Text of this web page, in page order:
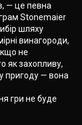
— це певна
Stonemaier
шляху
винагороди,
не
як захопливу,
пригоду — вона
гри не буде